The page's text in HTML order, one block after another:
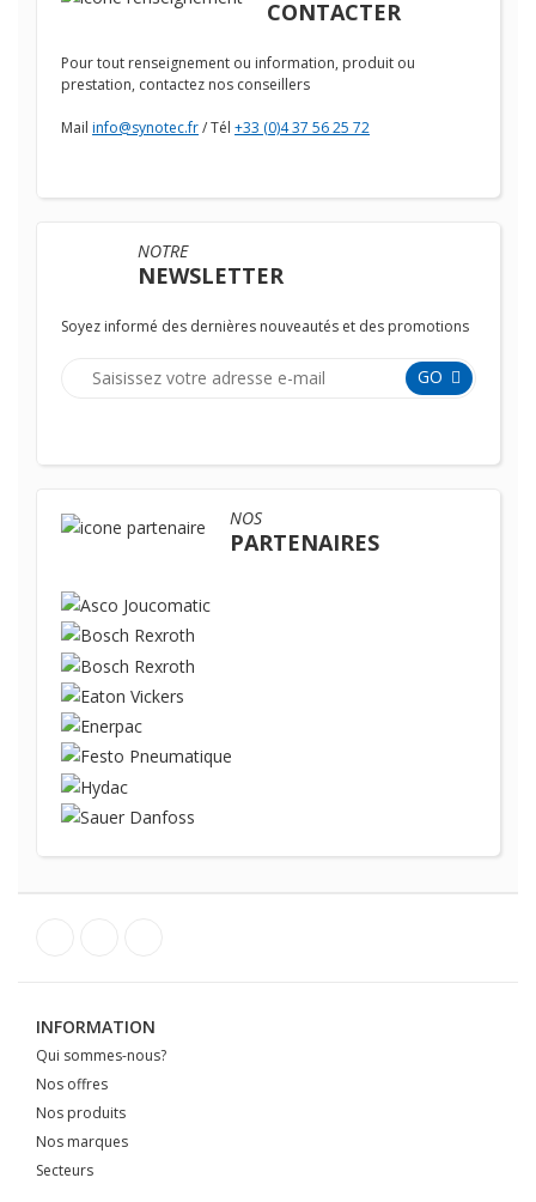
CONTACTER
Pour tout renseignement ou information, produit ou
prestation, contactez nos conseillers
Mail info@synotec.fr/ Tél +33 (0)4 37 56 25 72
NOTRE
NEWSLETTER
Soyez informé des dernières nouveautés et des promotions
GO
NOS
PARTENAIRES
INFORMATION
Qui sommes-nous?
Nos offres
Nos produits
Nos marques
Secteurs